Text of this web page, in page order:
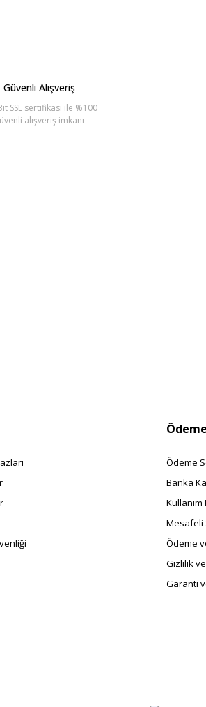
Güvenli Alışveriş
SSL sertifikası ile %100
alışveriş imkanı
Ödeme
Ödeme
Banka
Mesafeli
Ödeme
Gizlilik
Garanti